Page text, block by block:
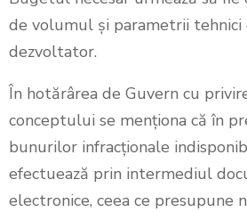
de volumul și parametrii
dezvoltator.
În hotărârea de Guvern cu
conceptului se menționa că în
bunurilor infracționale
efectuează prin intermediul
electronice, ceea ce presupune